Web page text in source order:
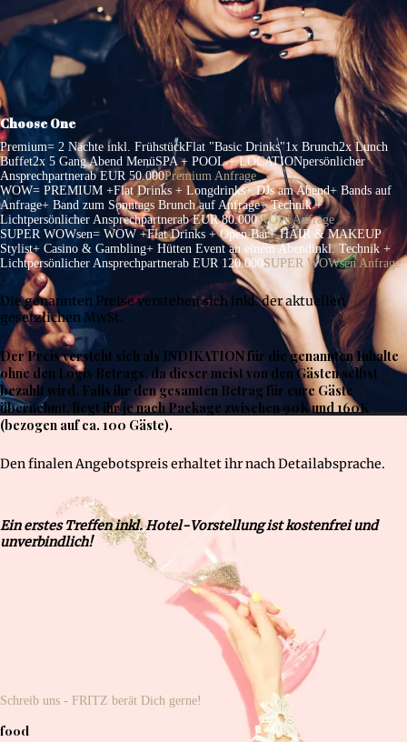
Choose One
Premium= 2 Nächte inkl. FrühstückFlat "Basic Drinks"1x Brunch2x Lunch
Buffet2x 5 Gang Abend MenüSPA + POOL + LOCATIONpersönlicher
Ansprechpartnerab EUR 50.000Premium Anfrage
WOW= PREMIUM +Flat Drinks + Longdrinks+ DJs am Abend+ Bands auf
Anfrage+ Band zum Sonntags Brunch auf Anfrage+ Technik +
Lichtpersönlicher Ansprechpartnerab EUR 80.000WOW Anfrage
SUPER WOWsen= WOW +Flat Drinks + Open Bar+ HAIR & MAKEUP
Stylist+ Casino & Gambling+ Hütten Event an einem Abendinkl. Technik +
Lichtpersönlicher Ansprechpartnerab EUR 120.000SUPER WOWsen Anfrage
Die genannten Preise verstehen sich inkl. der aktuellen
gesetzlichen MwSt.
Der Preis versteht sich als INDIKATION für die genannten Inhalte
ohne den Logis Betrags, da dieser meist von den Gästen selbst
bezahlt wird. Falls ihr den gesamten Betrag für eure Gäste
übernehmt, liegt ihr je nach Package zwischen 90K und 160K
(bezogen auf ca. 100 Gäste).
Den finalen Angebotspreis erhaltet ihr nach Detailabsprache.
Ein erstes Treffen inkl. Hotel-Vorstellung ist kostenfrei und
unverbindlich!
Schreib uns - FRITZ berät Dich gerne!
food